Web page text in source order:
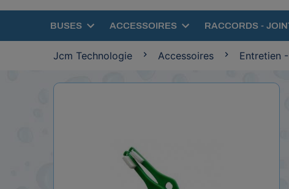
BUSES ACCESSOIRES RACCORDS -
Jcm Technologie Accessoires Entretien